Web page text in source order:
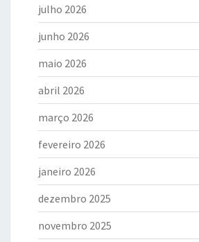
julho 2026
junho 2026
maio 2026
abril 2026
março 2026
fevereiro 2026
janeiro 2026
dezembro 2025
novembro 2025